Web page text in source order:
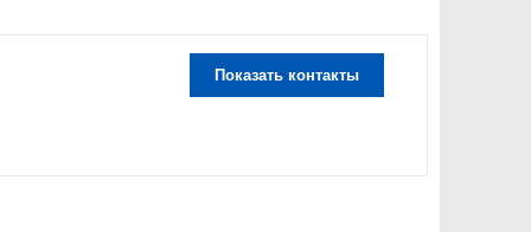
Показать контакты